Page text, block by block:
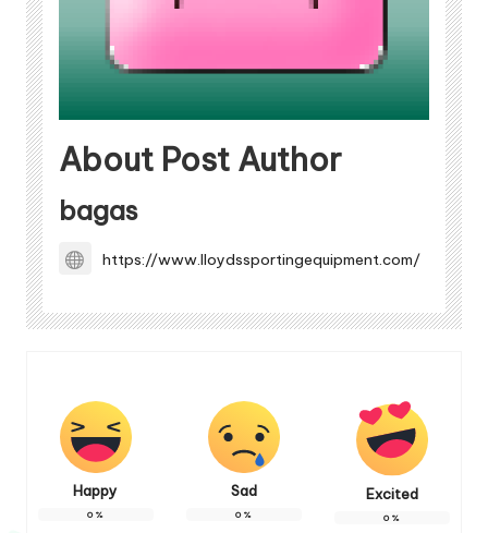
About Post Author
bagas
https://www.lloydssportingequipment.com/
Happy
0%
Sad
0%
Excited
0%